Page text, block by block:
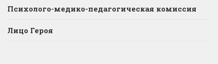
Психолого-медико-педагогическая комиссия
Лицо Героя